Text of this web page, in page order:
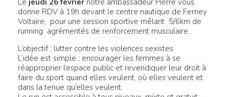
Le jeudi 26 février notre ambassadeur Pierre vous
donne RDV à 19h devant le centre nautique de Ferney
Voltaire, pour une session sportive mêlant 5/6km de
running agrémentés de renforcement musculaire.
L’objectif : lutter contre les violences sexistes
L’idée est simple : encourager les femmes à se
réapproprier l’espace public et revendiquer leur droit à
faire du sport quand elles veulent, où elles veulent et
dans la tenue qu’elles veulent.